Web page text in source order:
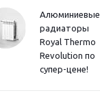
Алюминиевые
радиаторы
Royal Thermo
Revolution по
супер-цене!